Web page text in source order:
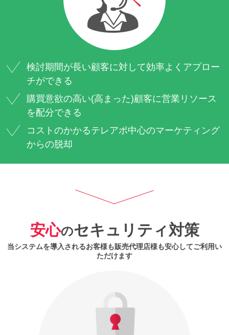
検討期間が長い顧客に対して効率よくアプロー
チができる
購買意欲の高い(高まった)顧客に営業リソース
を配分できる
コストのかかるテレアポ中心のマーケティング
からの脱却
安心のセキュリティ対策
当システムを導入されるお客様も販売代理店様も安心してご利用い
ただけます